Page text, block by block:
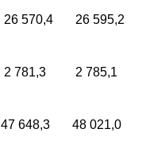
26 570,4 26 595,2
2 781,3 2 785,1
47 648,3 48 021,0